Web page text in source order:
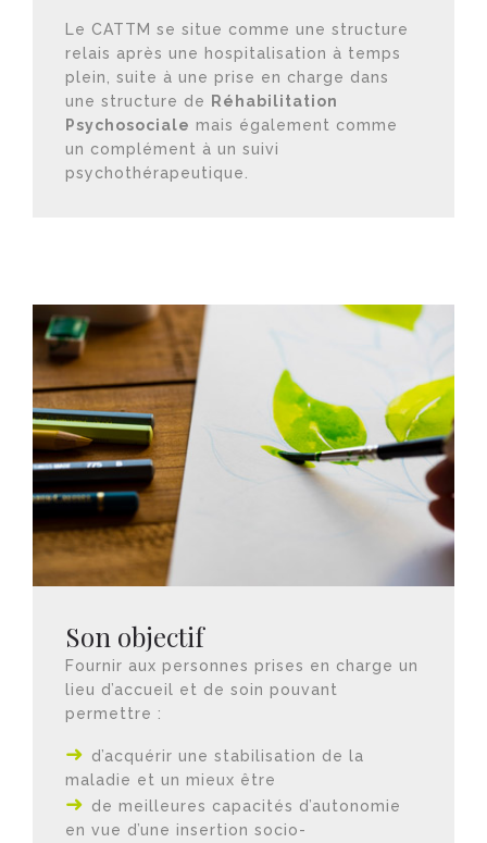
Le CATTM se situe comme une structure
relais après une hospitalisation à temps
plein, suite à une prise en charge dans
une structure de
Réhabilitation
Psychosociale mais également comme
un complément à un suivi
psychothérapeutique.
Son objectif
Fournir aux personnes prises en charge un
lieu d’accueil et de soin pouvant
permettre :
d’acquérir une stabilisation de la
maladie et un mieux être
de meilleures capacités d’autonomie
en vue d’une insertion socio-